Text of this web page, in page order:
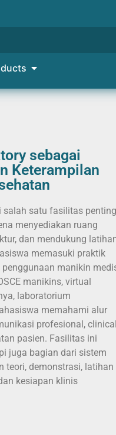
sebagai
Keterampilan
salah satu fasilitas penting
menyediakan ruang
dan mendukung
memasuki praktik
manikin
manikins, virtual
laboratorium
memahami alur
profesional, clinical
pasien. Fasilitas ini
juga bagian dari sistem
teori, demonstrasi, latihan
kesiapan klinis